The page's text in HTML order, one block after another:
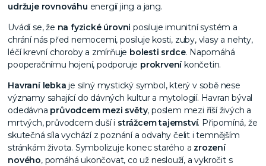
udržuje rovnováhu energií jing a jang.
Uvádí se, že na fyzické úrovni posiluje imunitní systém a
chrání nás před nemocemi, posiluje kosti, zuby, vlasy a nehty,
léčí krevní choroby a zmírňuje bolesti srdce. Napomáhá
pooperačnímu hojení, podporuje prokrveníkončetin.
Havraní lebka je silný mystický symbol, který v sobě nese
významy sahající do dávných kultur a mytologií. Havran býval
odedávna průvodcem mezi světy, poslem mezi říší živých a
mrtvých, průvodcem duší i strážcem tajemství. Připomíná, že
skutečná síla vychází z poznání a odvahy čelit i temnějším
stránkám života. Symbolizuje konec starého a zrození
nového, pomáhá ukončovat, co už neslouží, a vykročit s